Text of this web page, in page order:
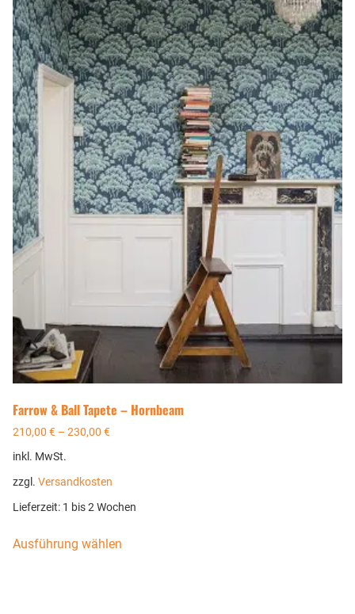
Farrow & Ball Tapete – Hornbeam
210,00 € – 230,00 €
inkl. MwSt.
zzgl. Versandkosten
Lieferzeit: 1 bis 2 Wochen
Ausführung wählen